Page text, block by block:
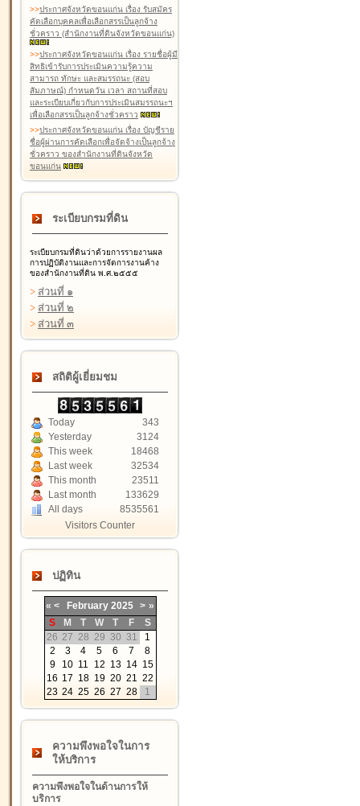
>>ประกาศจังหวัดขอนแก่น เรื่อง รับสมัคร
คัดเลือกบุคคลเพื่อเลือกสรรเป็นลูกจ้าง
ชั่วคราว (สำนักงานที่ดินจังหวัดขอนแก่น)
>>ประกาศจังหวัดขอนแก่น เรื่อง รายชื่อผู้มี
สิทธิเข้ารับการประเมินความรู้ความ
สามารถ ทักษะ และสมรรถนะ (สอบ
สัมภาษณ์) กำหนดวัน เวลา สถานที่สอบ
และระเบียบเกี่ยวกับการประเมินสมรรถนะฯ
เพื่อเลือกสรรเป็นลูกจ้างชั่วคราว
>>ประกาศจังหวัดขอนแก่น เรื่อง บัญชีราย
ชื่อผู้ผ่านการคัดเลือกเพื่อจัดจ้างเป็นลูกจ้าง
ชั่วคราว ของสำนักงานที่ดินจังหวัด
ขอนแก่น
ระเบียบกรมที่ดิน
ระเบียบกรมที่ดินว่าด้วยการรายงานผล
การปฏิบัติงานและการจัดการงานค้าง
ของสำนักงานที่ดิน พ.ศ.๒๕๕๕
> ส่วนที่ ๑
> ส่วนที่ ๒
> ส่วนที่ ๓
สถิติผู้เยี่ยมชม
Today
343
Yesterday
3124
This week
18468
Last week
32534
This month
23511
Last month
133629
All days
8535561
Visitors Counter
ปฏิทิน
« < February 2025 > »
S
M T W T F
S
26 27 28 29 30 31
1
2
3 4 5 6 7
8
9
10 11 12 13 14 15
16 17 18 19 20 21 22
23 24 25 26 27 28 1
ความพึงพอใจในการ
ให้บริการ
ความพึงพอใจในด้านการให้
บริการ